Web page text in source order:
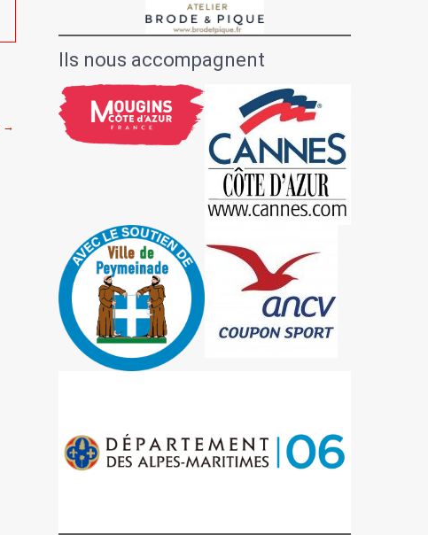
→
Ils nous accompagnent